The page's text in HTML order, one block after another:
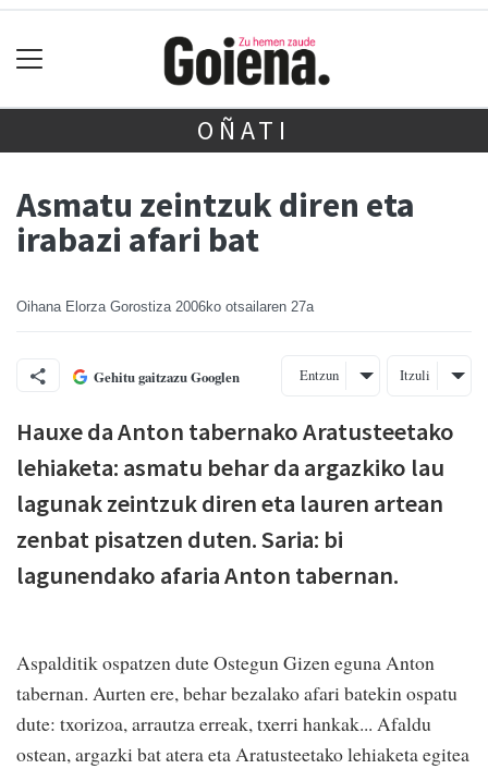
OÑATI
Asmatu zeintzuk diren eta
irabazi afari bat
Oihana Elorza Gorostiza 2006ko otsailaren 27a
Gehitu gaitzazu Googlen Entzun Itzuli
Hauxe da Anton tabernako Aratusteetako
lehiaketa: asmatu behar da argazkiko lau
lagunak zeintzuk diren eta lauren artean
zenbat pisatzen duten. Saria: bi
lagunendako afaria Anton tabernan.
Aspalditik ospatzen dute Ostegun Gizen eguna Anton
tabernan. Aurten ere, behar bezalako afari batekin ospatu
dute: txorizoa, arrautza erreak, txerri hankak... Afaldu
ostean, argazki bat atera eta Aratusteetako lehiaketa egitea